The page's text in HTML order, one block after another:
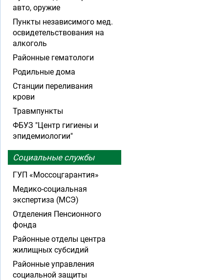
авто, оружие
Пункты независимого мед.
освидетельствования на
алкоголь
Районные гематологи
Родильные дома
Станции переливания
крови
Травмпункты
ФБУЗ "Центр гигиены и
эпидемиологии"
Социальные службы
ГУП «Моссоцгарантия»
Медико-социальная
экспертиза (МСЭ)
Отделения Пенсионного
фонда
Районные отделы центра
жилищных субсидий
Районные управления
социальной защиты